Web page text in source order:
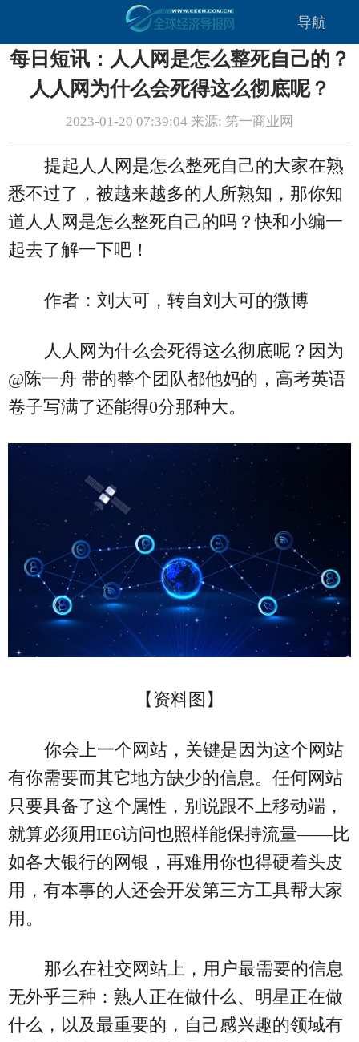
导航
每日短讯：人人网是怎么整死自己的？
人人网为什么会死得这么彻底呢？
2023-01-20 07:39:04 来源: 第一商业网
提起人人网是怎么整死自己的大家在熟
悉不过了，被越来越多的人所熟知，那你知
道人人网是怎么整死自己的吗？快和小编一
起去了解一下吧！
作者：刘大可，转自刘大可的微博
人人网为什么会死得这么彻底呢？因为
@陈一舟 带的整个团队都他妈的，高考英语
卷子写满了还能得0分那种大。
【资料图】
你会上一个网站，关键是因为这个网站
有你需要而其它地方缺少的信息。任何网站
只要具备了这个属性，别说跟不上移动端，
就算必须用IE6访问也照样能保持流量——比
如各大银行的网银，再难用你也得硬着头皮
用，有本事的人还会开发第三方工具帮大家
用。
那么在社交网站上，用户最需要的信息
无外乎三种：熟人正在做什么、明星正在做
什么，以及最重要的，自己感兴趣的领域有